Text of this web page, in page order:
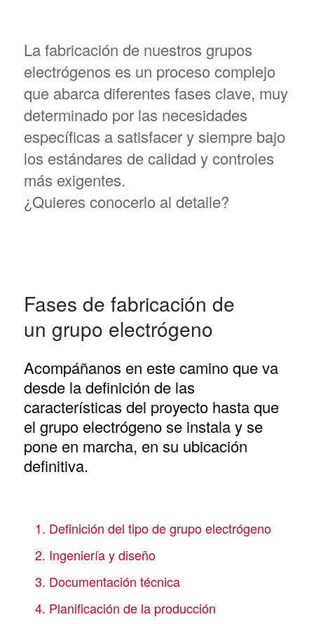
La fabricación de nuestros grupos
electrógenos es un proceso complejo
que abarca diferentes fases clave, muy
determinado por las necesidades
específicas a satisfacer y siempre bajo
los estándares de calidad y controles
más exigentes.
¿Quieres conocerlo al detalle?
Fases de fabricación de
un grupo electrógeno
Acompáñanos en este camino que va
desde la definición de las
características del proyecto hasta que
el grupo electrógeno se instala y se
pone en marcha, en su ubicación
definitiva.
1. Definición del tipo de grupo electrógeno
2. Ingeniería y diseño
3. Documentación técnica
4. Planificación de la producción